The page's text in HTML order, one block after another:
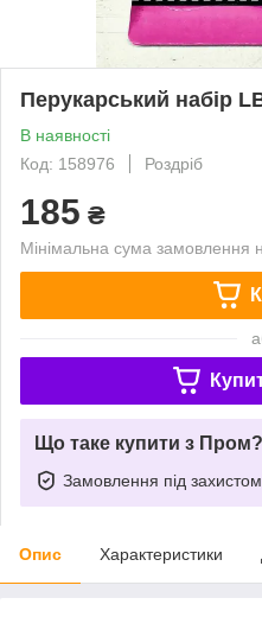
Перукарський набір
В наявності
Код: 158976
Роздріб
185 ₴
Мінімальна сума замовлення
Що таке купити з Пром?
Замовлення під захистом
Опис Характеристики